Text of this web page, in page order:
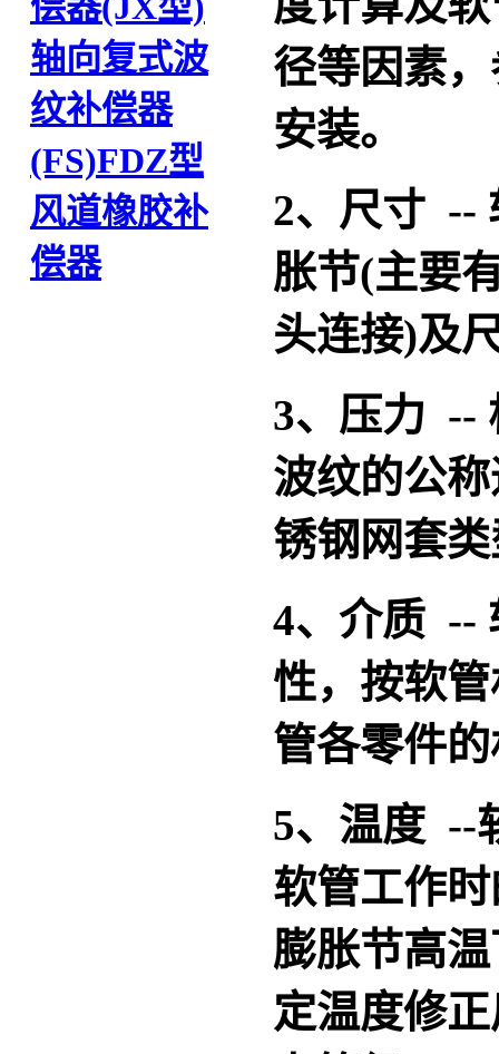
轴向复式波
纹补偿器
(FS)FDZ型
风道橡胶补
偿器
径等因素
安装。
2、尺寸 --
胀节(主要
头连接)及
3、压力 --
波纹的公
锈钢网套
4、介质 --
性，按软
管各零件
5、温度 --
软管工作
膨胀节高
定温度修